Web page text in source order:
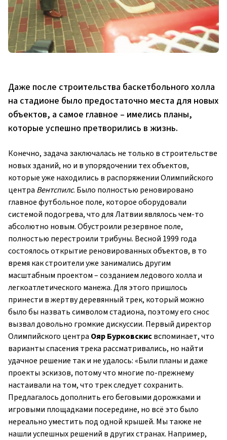
Даже после строительства баскетбольного холла
на стадионе было предостаточно места для новых
объектов, а самое главное – имелись планы,
которые успешно претворились в жизнь.
Конечно, задача заключалась не только в строительстве
новых зданий, но и в упорядочении тех объектов,
которые уже находились в распоряжении Олимпийского
центра Вентспилс. Было полностью реновировано
главное футбольное поле, которое оборудовали
системой подогрева, что для Латвии являлось чем-то
абсолютно новым. Обустроили резервное поле,
полностью перестроили трибуны. Весной 1999 года
состоялось открытие реновированных объектов, в то
время как строи­тели уже занимались другим
масштабным проектом – созданием ледового холла и
легкоатлетического манежа. Для этого пришлось
принести в жертву деревянный трек, который можно
было бы назвать символом стадиона, поэтому его снос
вызвал довольно громкие дискуссии. Первый директор
Олимпийского центра Ояр Бурковскисвспоминает, что
варианты спасения трека рассматривались, но найти
удачное решение так и не удалось: «Были планы и даже
проек­ты эскизов, потому что многие по-прежнему
настаивали на том, что трек следует сохранить.
Предлагалось дополнить его беговыми дорожками и
игровыми площадками посередине, но всё это было
нереально уместить под одной крышей. Мы также не
нашли успешных решений в других странах. Например,